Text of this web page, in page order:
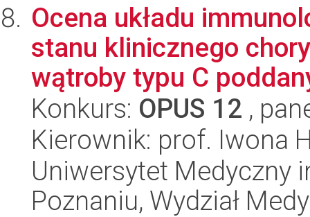
Ocena układu
stanu klinicznego
wątroby typu C
Konkurs: OPUS 12 ,
Kierownik: prof. Iwona
Uniwersytet Medyczny
Poznaniu, Wydział